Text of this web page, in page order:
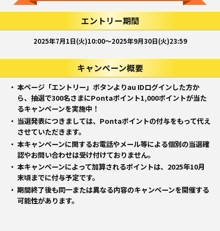
エントリー期間
2025年7月1日(火)10:00～2025年9月30日(火)23:59
キャンペーン概要
本ページ「エントリー」ボタンよりau IDログインした方か
ら、抽選で300名さまにPontaポイント1,000ポイントが当た
るキャンペーンを実施中！
当選発表につきましては、Pontaポイントの付与をもって代え
させていただきます。
本キャンペーンに関するお電話やメール等による個別の当選確
認やお問い合わせは受け付けておりません。
本キャンペーンによって加算されるポイントは、2025年10月
末頃までに付与予定です。
期間終了後も同一または異なる内容のキャンペーンを開催する
可能性があります。